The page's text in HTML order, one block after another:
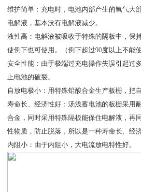
维护简单：充电时，电池内部产生的氧气大
电解液，基本没有电解液减少。
液性高：电解液被吸收于特殊的隔板中，保
使倒下也可使用。（倒下超过90度以上不能使
安全性能：由于极端过充电操作失误引起过
止电池的破裂。
自放电极小：用特殊铅酸合金生产板栅，把
寿命长、经济性好：汤浅蓄电池的板栅采用
合金，同时采用特殊隔板能保住电解液，再
性物质，防止脱落，所以是一种寿命长、经
内阻小：由于内阻小，大电流放电特性好。